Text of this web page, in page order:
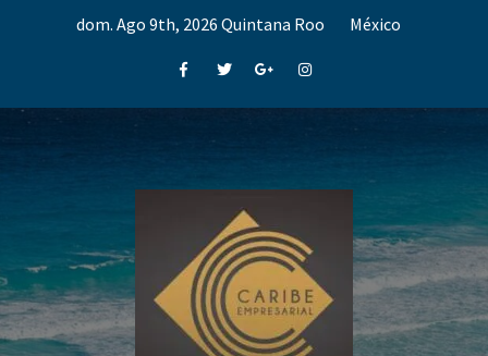
dom. Ago 9th, 2026 Quintana Roo México
FacebookTwitterGoogle+Instagram